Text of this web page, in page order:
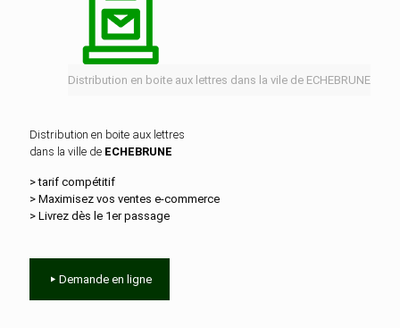
Distribution en boite aux lettres dans la vile de ECHEBRUNE
Distribution en boite aux lettres
dans la ville de ECHEBRUNE
> tarif compétitif
> Maximisez vos ventes e‑commerce
> Livrez dès le 1er passage
Demande en ligne